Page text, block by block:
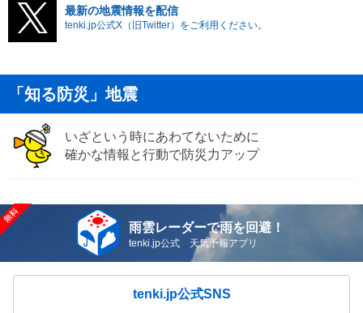
最新の地震情報を配信
tenki.jp公式X（旧Twitter）をご利用ください。
「知る防災」地震
いざという時にあわてないために
確かな情報と行動で防災力アップ
雨雲レーダーで雨を回避！
tenki.jp公式 天気予報アプリ
tenki.jp公式SNS